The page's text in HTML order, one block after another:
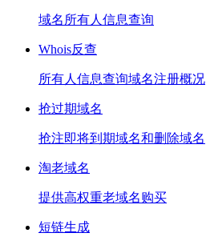
域名所有人信息查询
Whois反查
所有人信息查询域名注册概况
抢过期域名
抢注即将到期域名和删除域名
淘老域名
提供高权重老域名购买
短链生成